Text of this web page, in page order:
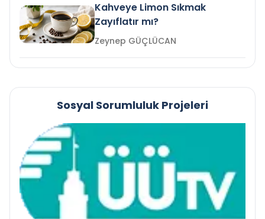
Kahveye Limon Sıkmak
Zayıflatır mı?
Zeynep GÜÇLÜCAN
Sosyal Sorumluluk Projeleri